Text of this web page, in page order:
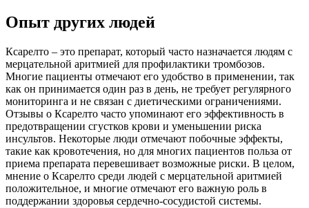
Опыт других людей
Ксарелто – это препарат, который часто назначается людям с
мерцательной аритмией для профилактики тромбозов.
Многие пациенты отмечают его удобство в применении, так
как он принимается один раз в день, не требует регулярного
мониторинга и не связан с диетическими ограничениями.
Отзывы о Ксарелто часто упоминают его эффективность в
предотвращении сгустков крови и уменьшении риска
инсультов. Некоторые люди отмечают побочные эффекты,
такие как кровотечения, но для многих пациентов польза от
приема препарата перевешивает возможные риски. В целом,
мнение о Ксарелто среди людей с мерцательной аритмией
положительное, и многие отмечают его важную роль в
поддержании здоровья сердечно-сосудистой системы.